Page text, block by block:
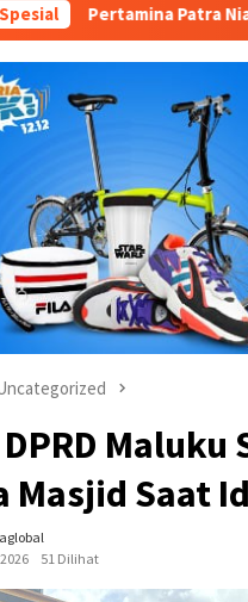
Niaga Perkuat
Masjid Saat
51 Dilihat